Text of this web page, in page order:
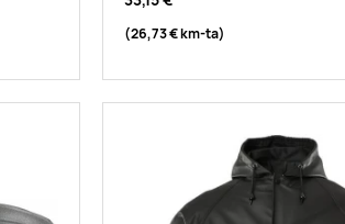
(26,73 €km-ta)